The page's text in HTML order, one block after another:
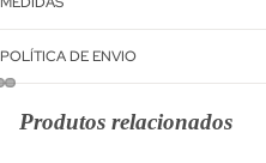
POLÍTICA DE ENVIO
Produtos relacionados